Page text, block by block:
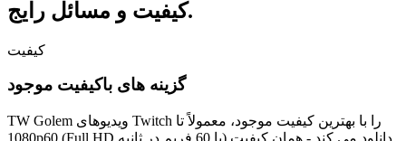
کیفیتو مسائل رایج.
کیفیت
گزینه های باکیفیت موجود
TW Golem ویدیوهای Twitch را با بهترین کیفیت موجود، معمولاً تا